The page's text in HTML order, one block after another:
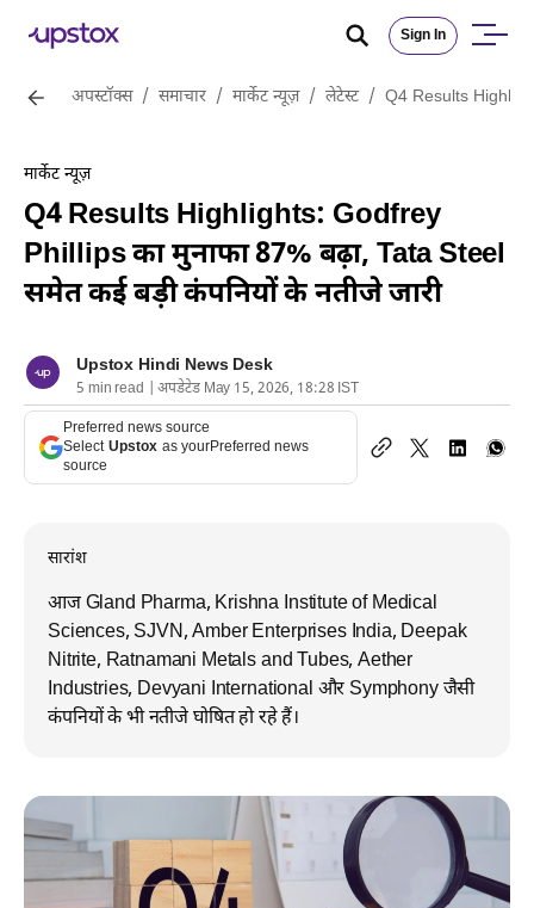
Sign In
अपस्टॉक्स / समाचार / मार्केट न्यूज़ / लेटेस्ट / Q4 Results
मार्केट न्यूज़
Q4 Results Highlights: Godfrey
Phillips का मुनाफा 87% बढ़ा, Tata Steel
समेत कई बड़ी कंपनियों के नतीजे जारी
Upstox Hindi News Desk
5 min read | अपडेटेड May 15, 2026, 18:28 IST
Preferred news source
Select Upstox as yourPreferred news
source
सारांश
आज Gland Pharma, Krishna Institute of Medical
Sciences, SJVN, Amber Enterprises India, Deepak
Nitrite, Ratnamani Metals and Tubes, Aether
Industries, Devyani International और Symphony जैसी
कंपनियों के भी नतीजे घोषित हो रहे हैं।